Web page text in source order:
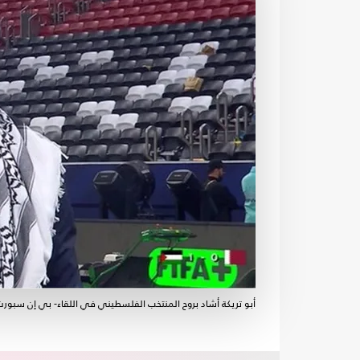
أبو تريكة أشاد بروح المنتخب الفلسطيني في اللقاء- بي إن